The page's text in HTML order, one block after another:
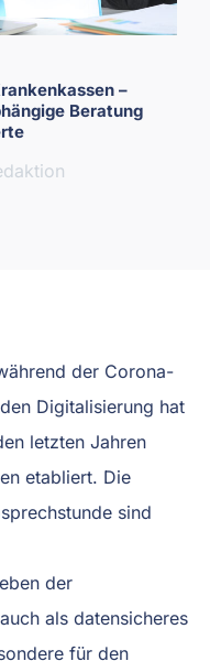
–
Beratung
der Corona-
Digitalisierung hat
letzten Jahren
etabliert. Die
sind
der
als datensicheres
für den